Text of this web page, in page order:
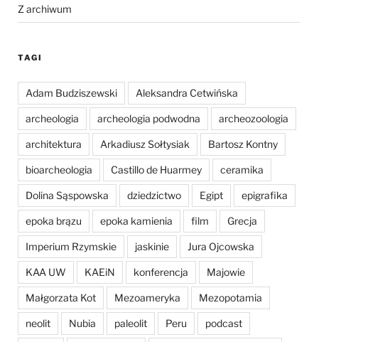
Z archiwum
TAGI
Adam Budziszewski Aleksandra Cetwińska
archeologia archeologia podwodna archeozoologia
architektura Arkadiusz Sołtysiak Bartosz Kontny
bioarcheologia Castillo de Huarmey ceramika
Dolina Sąspowska dziedzictwo Egipt epigrafika
epoka brązu epoka kamienia film Grecja
Imperium Rzymskie jaskinie Jura Ojcowska
KAA UW KAEiN konferencja Majowie
Małgorzata Kot Mezoameryka Mezopotamia
neolit Nubia paleolit Peru podcast